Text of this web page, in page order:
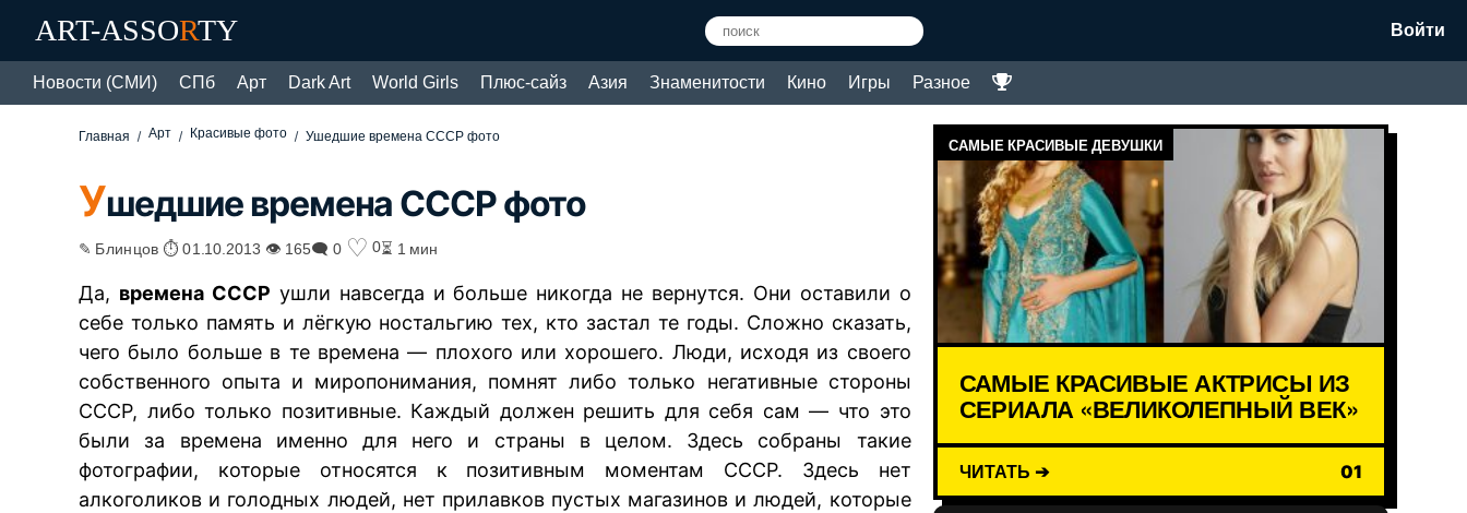
ART-ASSORTY Войти
Новости (СМИ) СПб Арт Dark Art World Girls Плюс-сайз Азия Знаменитости Кино Игры Разное
Главная Арт Красивые фото Ушедшие времена СССР фото
Ушедшие времена СССР фото
✎ Блинцов ⏱ 01.10.2013 👁 165🗨 0 ♡ 0⏳ 1 мин
Да, времена СССР ушли навсегда и больше никогда не вернутся. Они оставили о
себе только память и лёгкую ностальгию тех, кто застал те годы. Сложно сказать,
чего было больше в те времена — плохого или хорошего. Люди, исходя из своего
собственного опыта и миропонимания, помнят либо только негативные стороны
СССР, либо только позитивные. Каждый должен решить для себя сам — что это
были за времена именно для него и страны в целом. Здесь собраны такие
фотографии, которые относятся к позитивным моментам СССР. Здесь нет
алкоголиков и голодных людей, нет прилавков пустых магазинов и людей, которые
САМЫЕ КРАСИВЫЕ ДЕВУШКИ
САМЫЕ КРАСИВЫЕ АКТРИСЫ ИЗ
СЕРИАЛА «ВЕЛИКОЛЕПНЫЙ ВЕК»
ЧИТАТЬ ➔ 01